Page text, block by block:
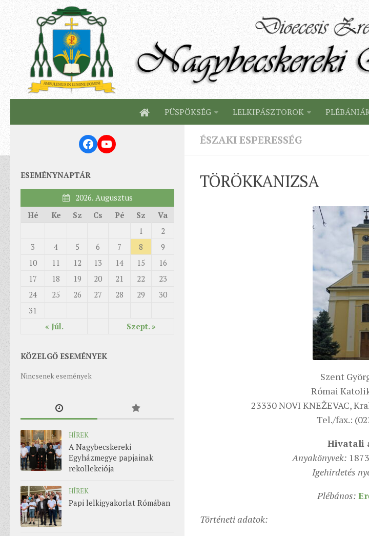
PÜSPÖKSÉG LELKIPÁSZTOROK
ÉSZAKI ESPERESSÉG
TÖRÖKKANIZSA
Szent
Római
23330 NOVI KNEŽEVAC,
Tel./fax.:
Hivatali
Anyakönyvek:
Igehirdetés
Plébános:
Történeti adatok:
Facebook
YouTube
ESEMÉNYNAPTÁR
2026. Augusztus
Hé
Ke Sz Cs Pé Sz Va
« Júl. Szept. »
1
2
3
4 5 6 7 8
9
10
11 12 13 14 15
16
17
18 19 20 21 22
23
24
25 26 27 28 29
30
31
KÖZELGŐ ESEMÉNYEK
Nincsenek események
HÍREK
A Nagybecskereki
Egyházmegye papjainak
rekollekciója
HÍREK
Papi lelkigyakorlat Rómában